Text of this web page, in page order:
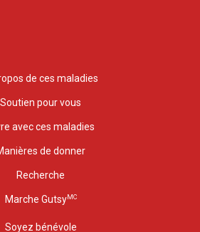
de ces maladies
Soutien pour vous
avec ces maladies
de donner
Recherche
Marche GutsyMC
Soyez bénévole